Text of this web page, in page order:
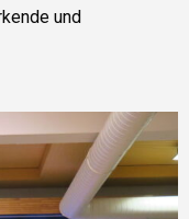
und